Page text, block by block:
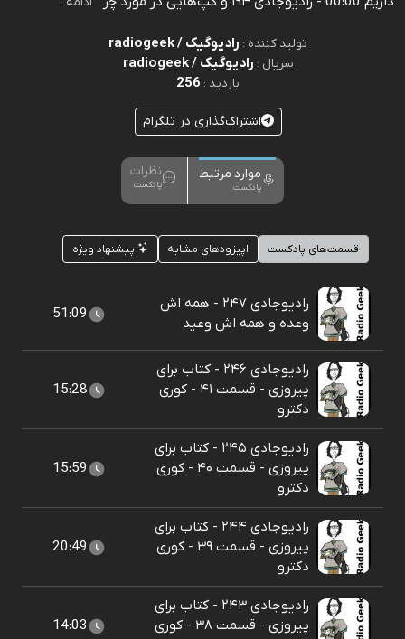
تولید کننده : رادیوگیک / radiogeek
سریال : رادیوگیک / radiogeek
بازدید : 256
اشتراک‌گذاری در تلگرام
موارد مرتبط
پادکست
نظرات
پادکست
قسمت‌های پادکست اپیزودهای مشابه پیشنهاد ویژه
رادیوجادی ۲۴۷ - همه اش
وعده و همه اش وعید
51:09
رادیوجادی ۲۴۶ - کتاب برای
پیروزی - قسمت ۴۱ - کوری
دکترو
15:28
رادیوجادی ۲۴۵ - کتاب برای
پیروزی - قسمت ۴۰ - کوری
دکترو
15:59
رادیوجادی ۲۴۴ - کتاب برای
پیروزی - قسمت ۳۹ - کوری
دکترو
20:49
رادیوجادی ۲۴۳ - کتاب برای
پیروزی - قسمت ۳۸ - کوری
14:03